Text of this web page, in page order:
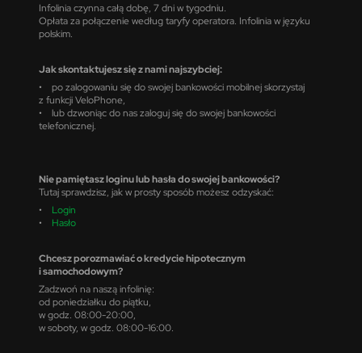
Infolinia czynna całą dobę, 7 dni w tygodniu.
Opłata za połączenie według taryfy operatora. Infolinia w języku
polskim.
Jak skontaktujesz się z nami najszybciej:
• po zalogowaniu się do swojej bankowości mobilnej skorzystaj
z funkcji VeloPhone,
• lub dzwoniąc do nas zaloguj się do swojej bankowości
telefonicznej.
Nie pamiętasz loginu lub hasła do swojej bankowości?
Tutaj sprawdzisz, jak w prosty sposób możesz odzyskać:
• Login
• Hasło
Chcesz porozmawiać o kredycie hipotecznym
i samochodowym?
Zadzwoń na naszą infolinię:
od poniedziałku do piątku,
w godz. 08:00-20:00,
w soboty, w godz. 08:00-16:00.